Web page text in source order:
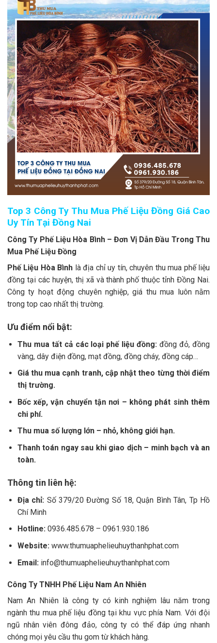
Top 3 Công Ty Thu Mua Phế Liệu Đồng Giá Cao
Uy Tín Tại Đồng Nai
Công Ty Phế Liệu Hòa Bình – Đơn Vị Dẫn Đầu Trong Thu
Mua Phế Liệu Đồng
Phế Liệu Hòa Bình là địa chỉ uy tín, chuyên thu mua phế liệu
đồng tại các huyện, thị xã và thành phố thuộc tỉnh Đồng Nai.
Công ty hoạt động chuyên nghiệp, giá thu mua luôn nằm
trong top cao nhất thị trường.
Ưu điểm nổi bật:
Thu mua tất cả các loại phế liệu đồng: đồng đỏ, đồng
vàng, dây điện đồng, mạt đồng, đồng cháy, đồng cáp…
Giá thu mua cạnh tranh, cập nhật theo từng thời điểm
thị trường.
Bốc xếp, vận chuyển tận nơi – không phát sinh thêm
chi phí.
Thu mua số lượng lớn – nhỏ, không giới hạn.
Thanh toán ngay sau khi giao dịch – minh bạch và an
toàn.
Thông tin liên hệ:
Địa chỉ: Số 379/20 Đường Số 18, Quận Bình Tân, Tp Hồ
Chí Minh
Hotline:0936.485.678 – 0961.930.186
Website:www.thumuaphelieuhuythanhphat.com
Email: info@thumuaphelieuhuythanhphat.com
Công Ty TNHH Phế Liệu Nam An Nhiên
Nam An Nhiên là công ty có kinh nghiệm lâu năm trong
ngành thu mua phế liệu đồng tại khu vực phía Nam. Với đội
ngũ nhân viên đông đảo, công ty có thể đáp ứng nhanh
chóng mọi yêu cầu thu gom từ khách hàng.